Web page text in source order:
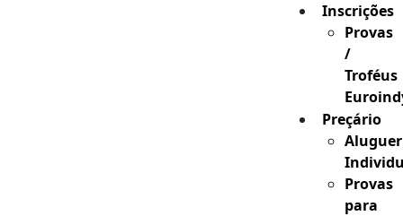
Inscrições
Provas
/
Troféus
Preçário
Aluguer
Provas
para